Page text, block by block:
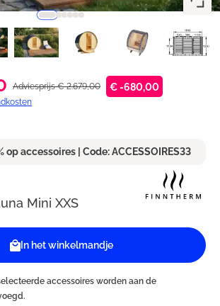
Adviesprijs € 2.679,00 € -680,00
op accessoires | Code: ACCESSOIRES33
van 5 van 5 sterren
Mini XXS
In het winkelmandje
accessoires worden aan de